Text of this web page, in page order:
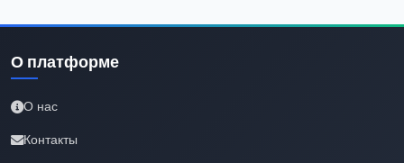
О платформе
О нас
Контакты